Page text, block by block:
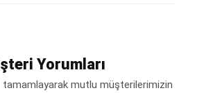
Yorumları
tamamlayarak mutlu müşterilerimizin